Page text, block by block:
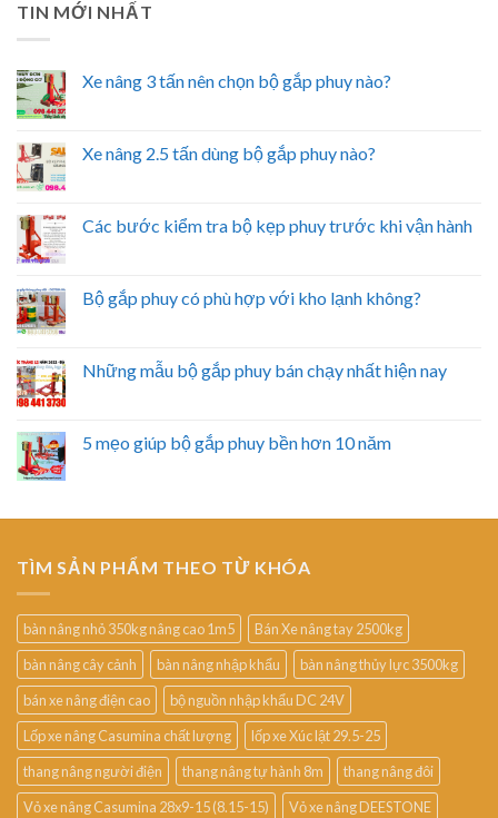
TIN MỚI NHẤT
Xe nâng 3 tấn nên chọn bộ gắp phuy nào?
Xe nâng 2.5 tấn dùng bộ gắp phuy nào?
Các bước kiểm tra bộ kẹp phuy trước khi vận hành
Bộ gắp phuy có phù hợp với kho lạnh không?
Những mẫu bộ gắp phuy bán chạy nhất hiện nay
5 mẹo giúp bộ gắp phuy bền hơn 10 năm
TÌM SẢN PHẨM THEO TỪ KHÓA
bàn nâng nhỏ 350kg nâng cao 1m5
Bán Xe nâng tay 2500kg
bàn nâng cây cảnh
bàn nâng nhập khẩu
bàn nâng thủy lực 3500kg
bán xe nâng điện cao
bộ nguồn nhập khẩu DC 24V
Lốp xe nâng Casumina chất lượng
lốp xe Xúc lật 29.5-25
thang nâng người điện
thang nâng tự hành 8m
thang nâng đôi
Vỏ xe nâng Casumina 28x9-15 (8.15-15)
Vỏ xe nâng DEESTONE